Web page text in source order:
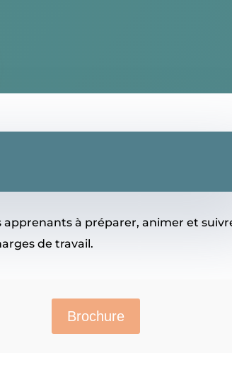
à préparer, animer et
de travail.
Brochure